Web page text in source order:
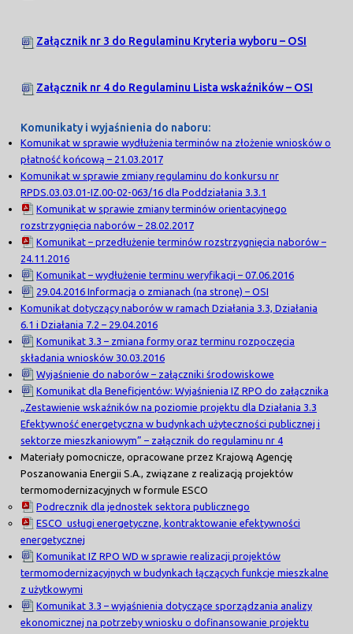
Załącznik nr 3 do Regulaminu Kryteria wyboru – OSI
Załącznik nr 4 do Regulaminu Lista wskaźników – OSI
Komunikaty i wyjaśnienia do naboru:
Komunikat w sprawie wydłużenia terminów na złożenie wniosków o
płatność końcową – 21.03.2017
Komunikat w sprawie zmiany regulaminu do konkursu nr
RPDS.03.03.01-IZ.00-02-063/16 dla Poddziałania 3.3.1
Komunikat w sprawie zmiany terminów orientacyjnego
rozstrzygnięcia naborów – 28.02.2017
Komunikat – przedłużenie terminów rozstrzygnięcia naborów –
24.11.2016
Komunikat – wydłużenie terminu weryfikacji – 07.06.2016
29.04.2016 Informacja o zmianach (na stronę) – OSI
Komunikat dotyczący naborów w ramach Działania 3.3, Działania
6.1 i Działania 7.2 – 29.04.2016
Komunikat 3.3 – zmiana formy oraz terminu rozpoczęcia
składania wniosków 30.03.2016
Wyjaśnienie do naborów – załączniki środowiskowe
Komunikat dla Beneficjentów: Wyjaśnienia IZ RPO do załącznika
„Zestawienie wskaźników na poziomie projektu dla Działania 3.3
Efektywność energetyczna w budynkach użyteczności publicznej i
sektorze mieszkaniowym” – załącznik do regulaminu nr 4
Materiały pomocnicze, opracowane przez Krajową Agencję
Poszanowania Energii S.A., związane z realizacją projektów
termomodernizacyjnych w formule ESCO
Podrecznik dla jednostek sektora publicznego
ESCO_usługi energetyczne, kontraktowanie efektywności
energetycznej
Komunikat IZ RPO WD w sprawie realizacji projektów
termomodernizacyjnych w budynkach łączących funkcje mieszkalne
z użytkowymi
Komunikat 3.3 – wyjaśnienia dotyczące sporządzania analizy
ekonomicznej na potrzeby wniosku o dofinansowanie projektu